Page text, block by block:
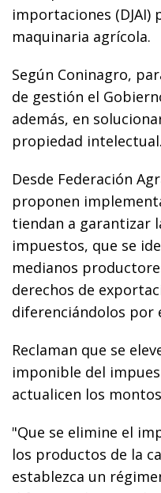
importaciones (DJAI)
maquinaria agrícola.
Según Coninagro,
de gestión el
además, en
propiedad intelectual.
Desde Federación
proponen
tiendan a garantizar
impuestos, que se
medianos
derechos de
diferenciándolos por
Reclaman que se
imponible del
actualicen los
"Que se elimine el
los productos de la
establezca un